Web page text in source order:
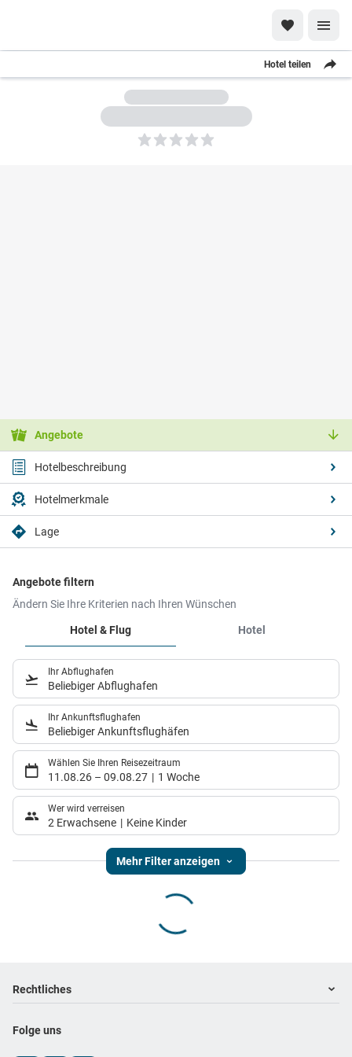
Hotel teilen
5
Angebote
Hotelbeschreibung
Hotelmerkmale
Lage
Angebote filtern
Ändern Sie Ihre Kriterien nach Ihren Wünschen
Hotel & Flug
Hotel
Ihr Abflughafen
Beliebiger Abflughafen
Ihr Ankunftsflughafen
Beliebiger Ankunftsflughäfen
Wählen Sie Ihren Reisezeitraum
11.08.26 – 09.08.27 1 Woche
Wer wird verreisen
2 Erwachsene Keine Kinder
Mehr Filter anzeigen
Footer navigation
Rechtliches
Folge uns